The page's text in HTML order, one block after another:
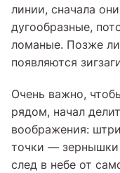
линии, сначала
дугообразные,
ломаные. Позже
появляются
Очень важно,
рядом, начал
воображения:
точки — зернышки
след в небе от